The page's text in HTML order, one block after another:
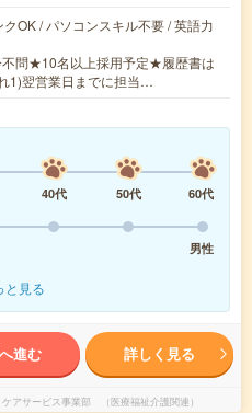
クOK / パソコンスキル不要 / 英語力
不問★10名以上採用予定★履歴書は
1)翌営業日までに担当…
40代 50代
60代
男性
と見る
進む 詳しく見る
アサービス事業部 （医療福祉介護関連）